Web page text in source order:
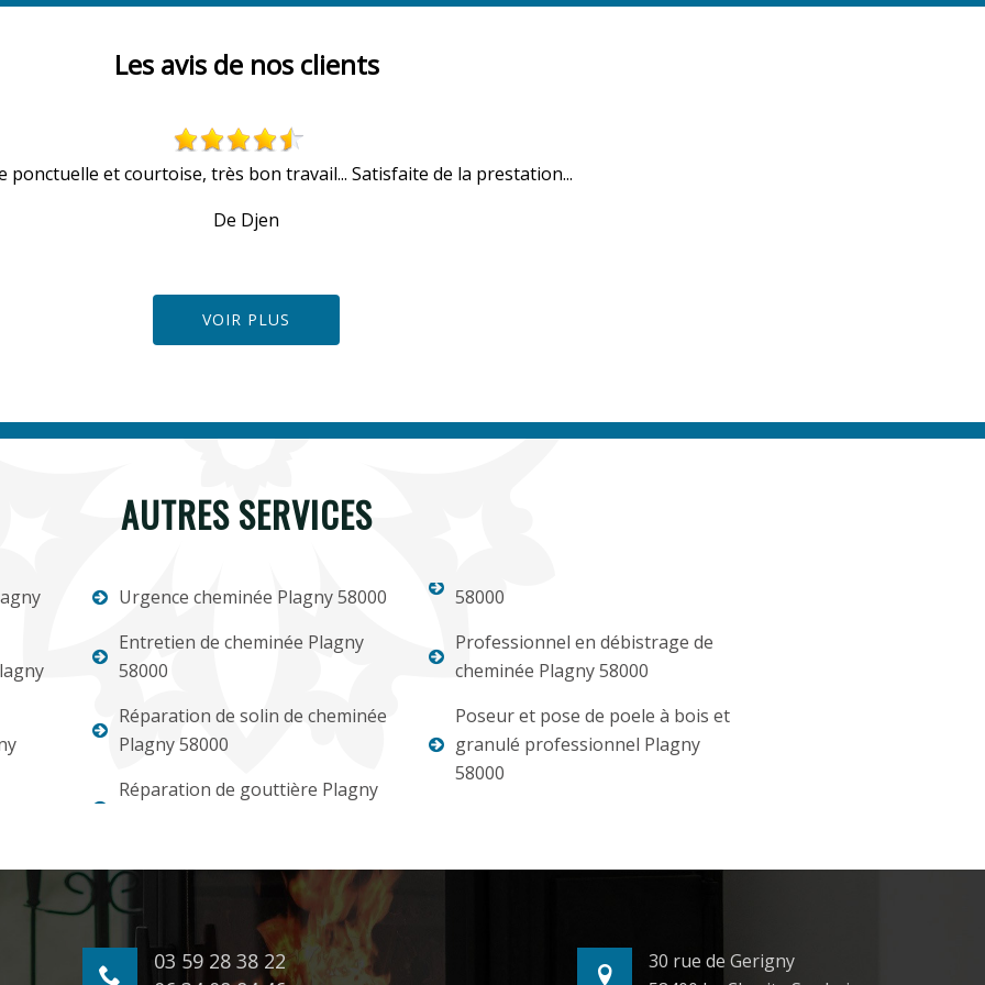
Les avis de nos clients
ponctuelle et courtoise, très bon travail... Satisfaite de la prestation...
De Djen
VOIR PLUS
AUTRES SERVICES
Urgence cheminée Plagny 58000
Entretien de cheminée Plagny
58000
Réparation de solin de cheminée
Plagny 58000
Réparation de gouttière Plagny
58000
Professionnel en débistrage de
cheminée Plagny 58000
Poseur et pose de poele à bois et
granulé professionnel Plagny
58000
03 59 28 38 22
30 rue de Gerigny